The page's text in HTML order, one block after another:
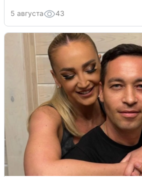
5 августа 43